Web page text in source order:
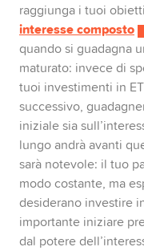
raggiunga i tuoi
interesse composto
quando si guadagna
maturato: invece di
tuoi investimenti in
successivo,
iniziale sia
lungo andrà avanti
sarà notevole: il tuo
modo costante, ma
desiderano investire
importante iniziare
dal potere